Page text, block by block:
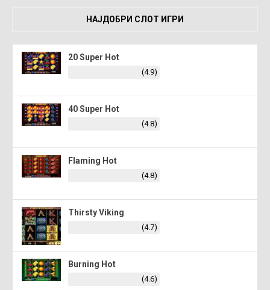
НАЈДОБРИ СЛОТ ИГРИ
20 Super Hot
(4.9)
40 Super Hot
(4.8)
Flaming Hot
(4.8)
Thirsty Viking
(4.7)
Burning Hot
(4.6)